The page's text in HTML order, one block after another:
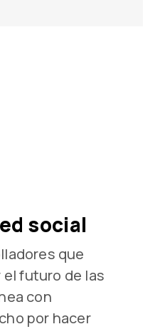
social
que
futuro de las
con
por hacer